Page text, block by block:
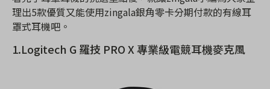
理出5款優質又能使用zingala銀角零卡分期付款的有線耳
罩式耳機吧。
1.Logitech G 羅技 PRO X 專業級電競耳機麥克風